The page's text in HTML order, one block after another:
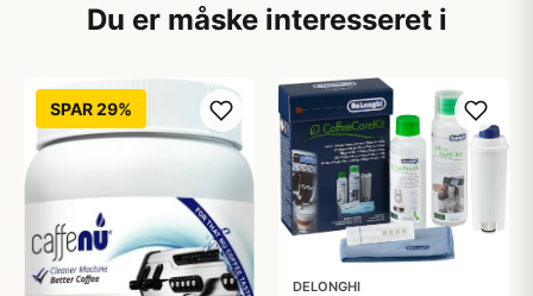
Du er måske interesseret i
SPAR 29%
DELONGHI